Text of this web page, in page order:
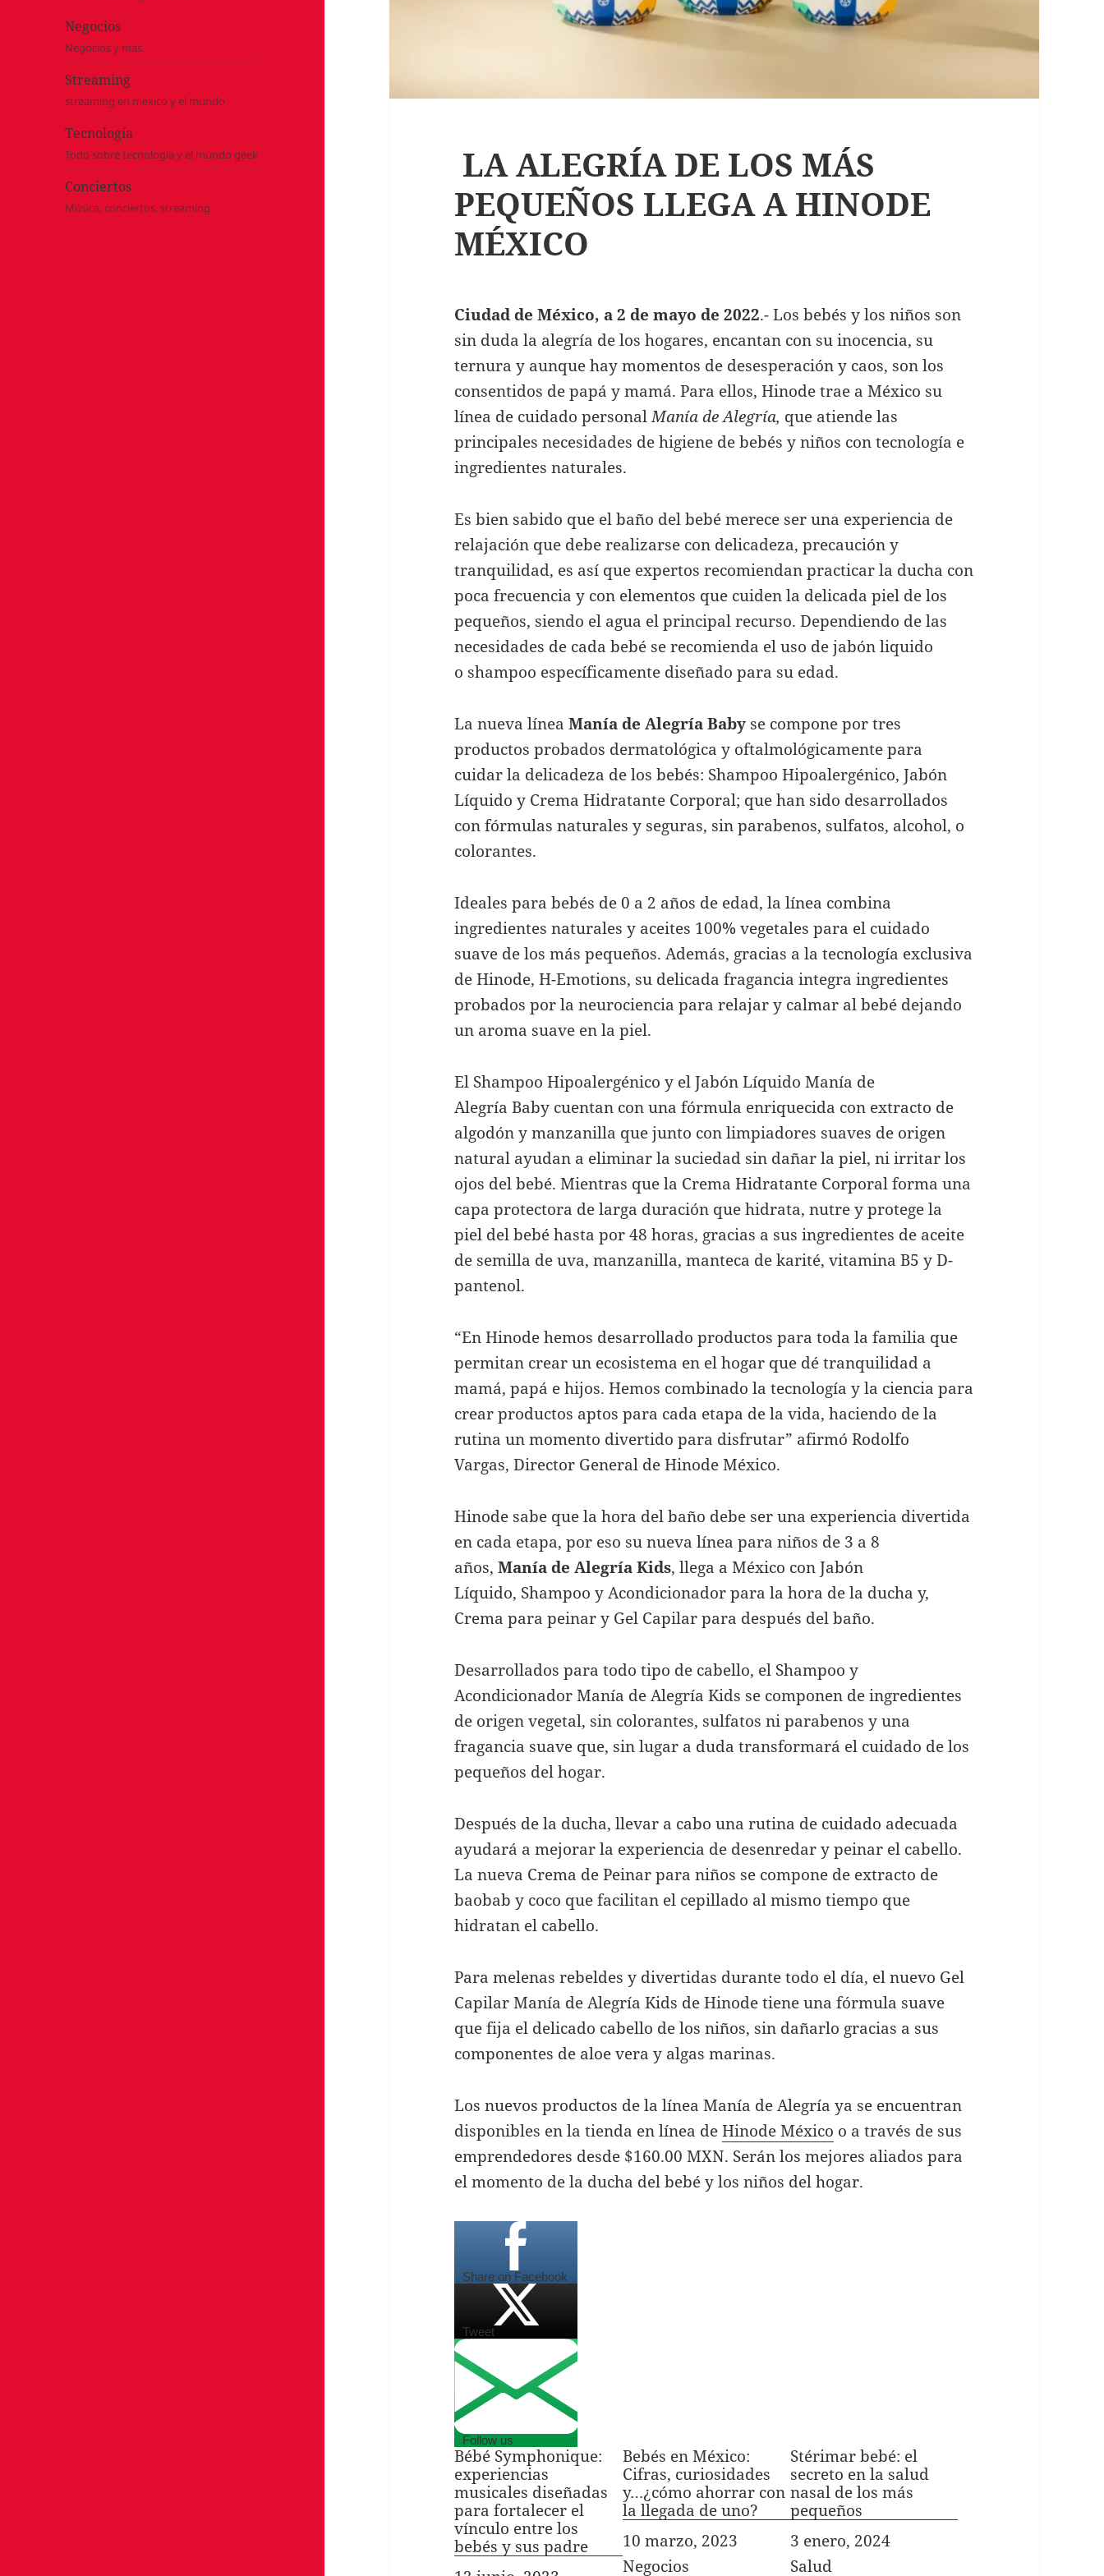
Negocios
Negocios y mas
Streaming
streaming en mexico y el mundo
Tecnología
Todo sobre tecnología y el mundo geek
Conciertos
Música, conciertos, streaming
LA ALEGRÍA DE LOS MÁS
PEQUEÑOS LLEGA A HINODE
MÉXICO
Ciudad de México, a 2 de mayo de 2022.- Los bebés y los niños son
sin duda la alegría de los hogares, encantan con su inocencia, su
ternura y aunque hay momentos de desesperación y caos, son los
consentidos de papá y mamá. Para ellos, Hinode trae a México su
línea de cuidado personalManía de Alegría, que atiende las
principales necesidades de higiene de bebés y niños con tecnología e
ingredientes naturales.
Es bien sabido que el baño del bebé merece ser una experiencia de
relajación que debe realizarse con delicadeza, precaución y
tranquilidad, es así que expertos recomiendan practicar la ducha con
poca frecuencia y con elementos que cuiden la delicada piel de los
pequeños, siendo el agua el principal recurso. Dependiendo de las
necesidades de cada bebé se recomienda el uso de jabón liquido
o shampoo específicamente diseñado para su edad.
La nueva líneaManía de Alegría Baby se compone por tres
productos probados dermatológica y oftalmológicamente para
cuidar la delicadeza de los bebés: Shampoo Hipoalergénico, Jabón
Líquido y Crema Hidratante Corporal; que han sido desarrollados
con fórmulas naturales y seguras, sin parabenos, sulfatos, alcohol, o
colorantes.
Ideales para bebés de 0 a 2 años de edad, la línea combina
ingredientes naturales y aceites 100% vegetales para el cuidado
suave de los más pequeños. Además, gracias a la tecnología exclusiva
de Hinode, H-Emotions, su delicada fragancia integra ingredientes
probados por la neurociencia para relajar y calmar al bebé dejando
un aroma suave en la piel.
El Shampoo Hipoalergénico y el Jabón Líquido Manía de
Alegría Baby cuentan con una fórmula enriquecida con extracto de
algodón y manzanilla que junto con limpiadores suaves de origen
natural ayudan a eliminar la suciedad sin dañar la piel, ni irritar los
ojos del bebé. Mientras que la Crema Hidratante Corporal forma una
capa protectora de larga duración que hidrata, nutre y protege la
piel del bebé hasta por 48 horas, gracias a sus ingredientes de aceite
de semilla de uva, manzanilla, manteca de karité, vitamina B5 y D-
pantenol.
“En Hinode hemos desarrollado productos para toda la familia que
permitan crear un ecosistema en el hogar que dé tranquilidad a
mamá, papá e hijos. Hemos combinado la tecnología y la ciencia para
crear productos aptos para cada etapa de la vida, haciendo de la
rutina un momento divertido para disfrutar” afirmó Rodolfo
Vargas, Director General de Hinode México.
Hinode sabe que la hora del baño debe ser una experiencia divertida
en cada etapa, por eso su nueva línea para niños de 3 a 8
años,Manía de Alegría Kids, llega a México con Jabón
Líquido, Shampoo y Acondicionador para la hora de la ducha y,
Crema para peinar y Gel Capilar para después del baño.
Desarrollados para todo tipo de cabello, el Shampoo y
Acondicionador Manía de Alegría Kids se componen de ingredientes
de origen vegetal, sin colorantes, sulfatos ni parabenos y una
fragancia suave que, sin lugar a duda transformará el cuidado de los
pequeños del hogar.
Después de la ducha, llevar a cabo una rutina de cuidado adecuada
ayudará a mejorar la experiencia de desenredar y peinar el cabello.
La nueva Crema de Peinar para niños se compone de extracto de
baobab y coco que facilitan el cepillado al mismo tiempo que
hidratan el cabello.
Para melenas rebeldes y divertidas durante todo el día, el nuevo Gel
Capilar Manía de Alegría Kids de Hinode tiene una fórmula suave
que fija el delicado cabello de los niños, sin dañarlo gracias a sus
componentes de aloe vera y algas marinas.
Los nuevos productos de la línea Manía de Alegría ya se encuentran
disponibles en la tienda en línea deHinode México o a través de sus
emprendedores desde $160.00 MXN. Serán los mejores aliados para
el momento de la ducha del bebé y los niños del hogar.
Share on Facebook
Tweet
Follow us
Bébé Symphonique:
experiencias
musicales diseñadas
para fortalecer el
vínculo entre los
bebés y sus padre
Bebés en México:
Cifras, curiosidades
y…¿cómo ahorrar con
la llegada de uno?
Fecha
10 marzo, 2023
In relation to
Negocios
Stérimar bebé: el
secreto en la salud
nasal de los más
pequeños
Fecha
3 enero, 2024
In relation to
Salud